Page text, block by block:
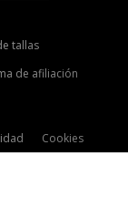
tallas
de afiliación
Cookies